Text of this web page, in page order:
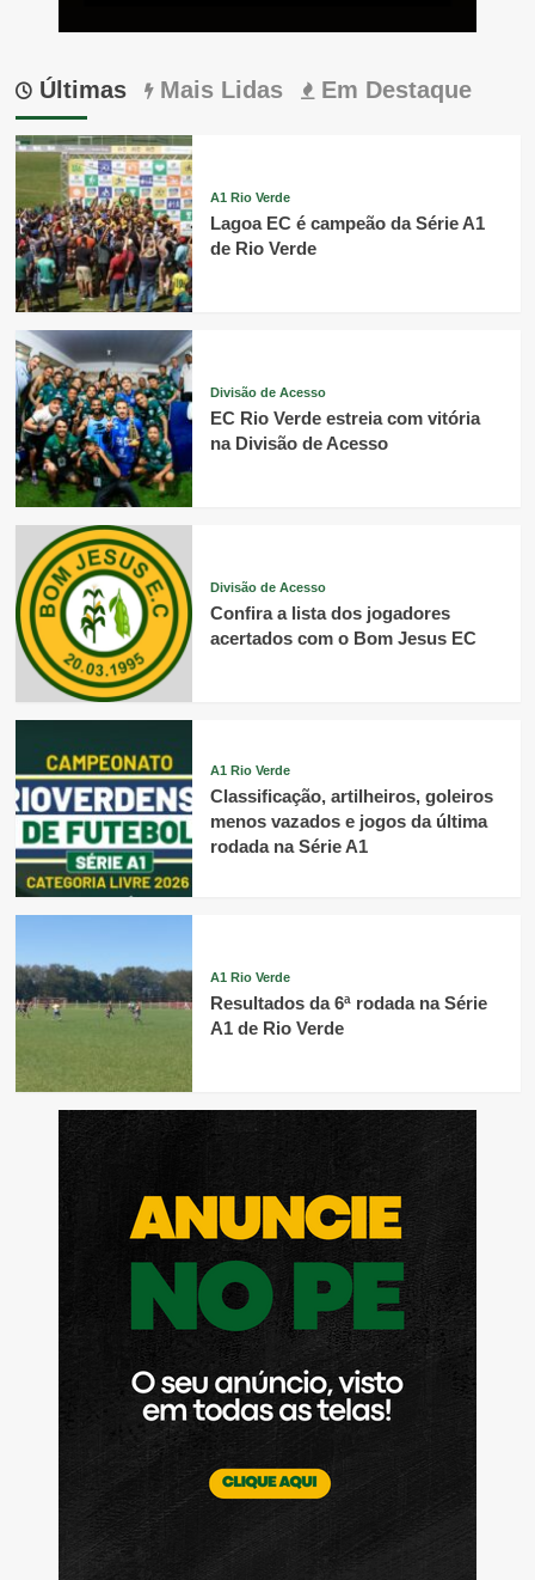
Últimas Mais Lidas Em Destaque
A1 Rio Verde
Lagoa EC é campeão da Série A1
de Rio Verde
Divisão de Acesso
EC Rio Verde estreia com vitória
na Divisão de Acesso
Divisão de Acesso
Confira a lista dos jogadores
acertados com o Bom Jesus EC
A1 Rio Verde
Classificação, artilheiros, goleiros
menos vazados e jogos da última
rodada na Série A1
A1 Rio Verde
Resultados da 6ª rodada na Série
A1 de Rio Verde